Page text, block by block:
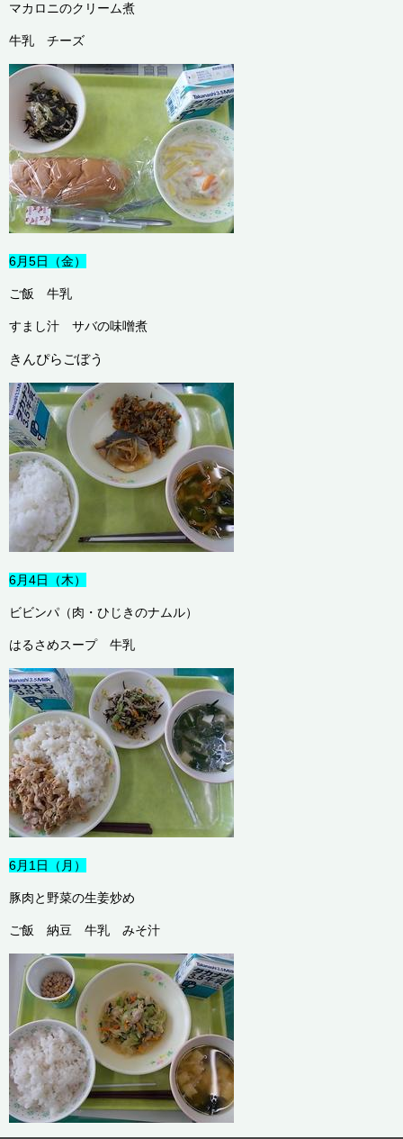
マカロニのクリーム煮
牛乳 チーズ
6月5日（金）
ご飯 牛乳
すまし汁 サバの味噌煮
きんぴらごぼう
6月4日（木）
ビビンパ（肉・ひじきのナムル）
はるさめスープ 牛乳
6月1日（月）
豚肉と野菜の生姜炒め
ご飯 納豆 牛乳 みそ汁